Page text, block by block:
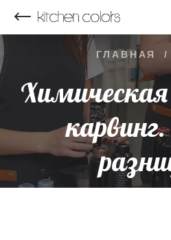
ГЛАВНАЯ /
Химическая
НАЗАД